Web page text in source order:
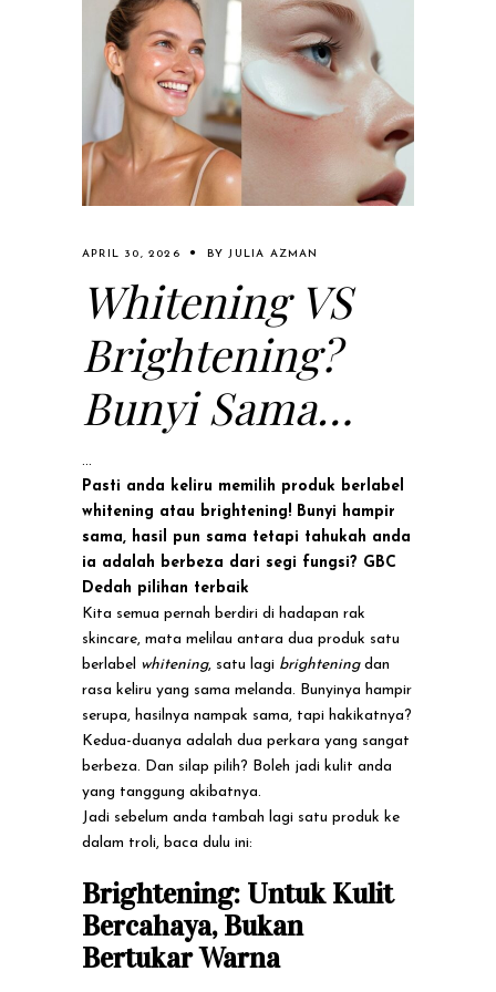
APRIL 30, 2026 BY JULIA AZMAN
Whitening VS
Brightening?
Bunyi Sama
Tapi Fungsi
Lain, GBC
Dedah Produk
Terbaik
Pasti anda keliru memilih produk berlabel
whitening atau brightening! Bunyi hampir
sama, hasil pun sama tetapi tahukah anda
ia adalah berbeza dari segi fungsi? GBC
Dedah pilihan terbaik
Kita semua pernah berdiri di hadapan rak
skincare, mata melilau antara dua produk satu
berlabel whitening, satu lagi brighteningdan
rasa keliru yang sama melanda. Bunyinya hampir
serupa, hasilnya nampak sama, tapi hakikatnya?
Kedua-duanya adalah dua perkara yang sangat
berbeza. Dan silap pilih? Boleh jadi kulit anda
yang tanggung akibatnya.
Jadi sebelum anda tambah lagi satu produk ke
dalam troli, baca dulu ini:
Brightening: Untuk Kulit
Bercahaya, Bukan
Bertukar Warna